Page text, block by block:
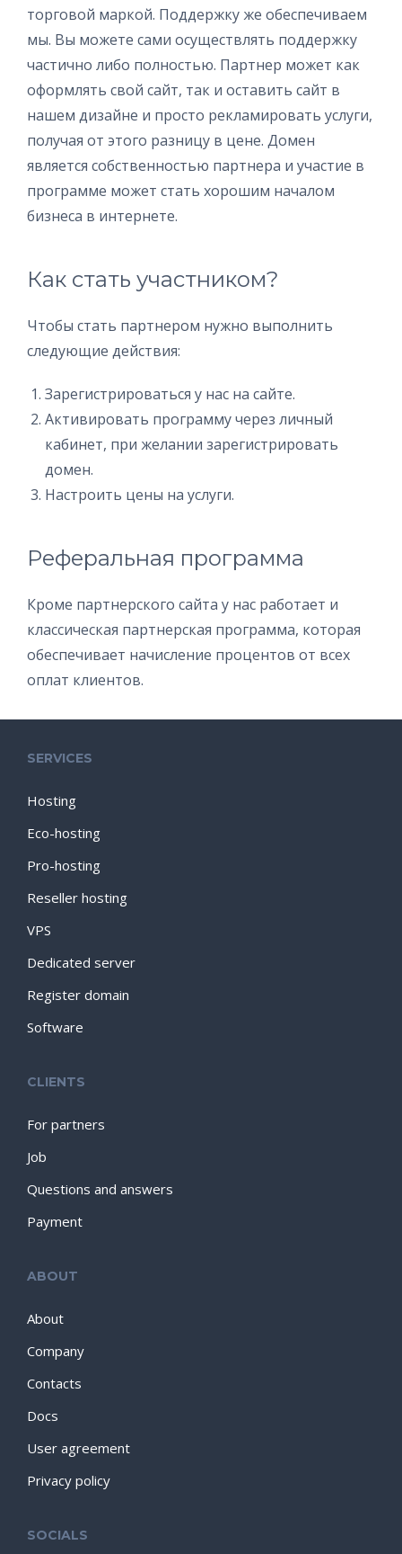
торговой маркой. Поддержку же обеспечиваем
мы. Вы можете сами осуществлять поддержку
частично либо полностью. Партнер может как
оформлять свой сайт, так и оставить сайт в
нашем дизайне и просто рекламировать услуги,
получая от этого разницу в цене. Домен
является собственностью партнера и участие в
программе может стать хорошим началом
бизнеса в интернете.
Как стать участником?
Чтобы стать партнером нужно выполнить
следующие действия:
Зарегистрироваться у нас на сайте.
Активировать программу через личный
кабинет, при желании зарегистрировать
домен.
Настроить цены на услуги.
Реферальная программа
Кроме партнерского сайта у нас работает и
классическая партнерская программа, которая
обеспечивает начисление процентов от всех
оплат клиентов.
SERVICES
Hosting
Eco-hosting
Pro-hosting
Reseller hosting
VPS
Dedicated server
Register domain
Software
CLIENTS
For partners
Job
Questions and answers
Payment
ABOUT
About
Company
Contacts
Docs
User agreement
Privacy policy
SOCIALS